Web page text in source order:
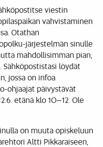
viestin
vahvistaminen
Otathan
järjestelmän sinulle
mahdollisimman pian,
Sähköpostistasi löydät
jossa on infoa
ohjaajat päivystävät
etänä klo 10–12. Ole
on muuta opiskeluun
Altti Pikkaraiseen,